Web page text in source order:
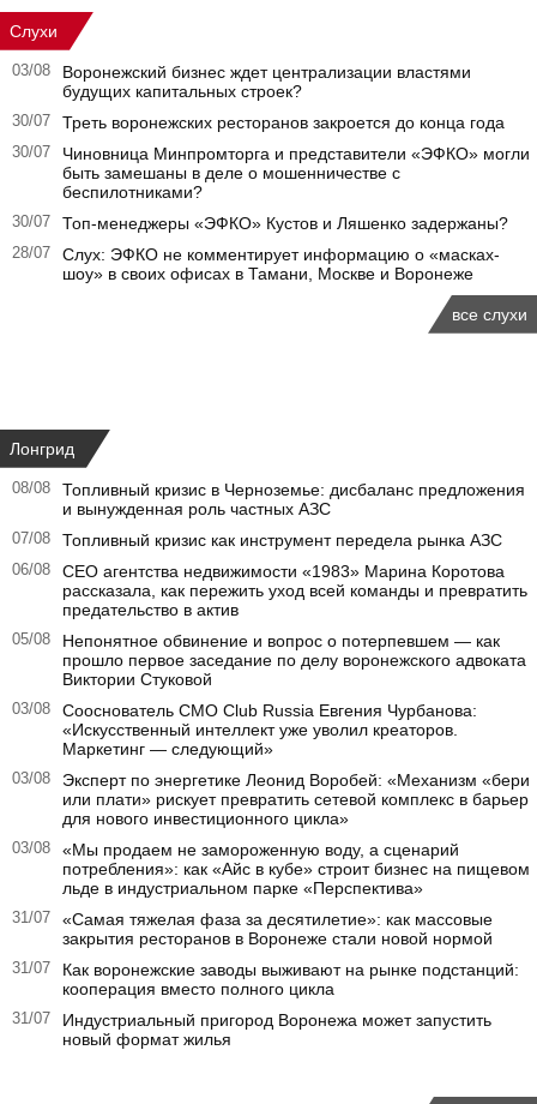
Слухи
03/08
Воронежский бизнес ждет централизации властями
будущих капитальных строек?
30/07 Треть воронежских ресторанов закроется до конца года
30/07
Чиновница Минпромторга и представители «ЭФКО» могли
быть замешаны в деле о мошенничестве с
беспилотниками?
30/07 Топ-менеджеры «ЭФКО» Кустов и Ляшенко задержаны?
28/07
Слух: ЭФКО не комментирует информацию о «масках-
шоу» в своих офисах в Тамани, Москве и Воронеже
все слухи
Лонгрид
08/08
Топливный кризис в Черноземье: дисбаланс предложения
и вынужденная роль частных АЗС
07/08 Топливный кризис как инструмент передела рынка АЗС
06/08
CEO агентства недвижимости «1983» Марина Коротова
рассказала, как пережить уход всей команды и превратить
предательство в актив
05/08
Непонятное обвинение и вопрос о потерпевшем — как
прошло первое заседание по делу воронежского адвоката
Виктории Стуковой
03/08
Сооснователь CMO Club Russia Евгения Чурбанова:
«Искусственный интеллект уже уволил креаторов.
Маркетинг — следующий»
03/08
Эксперт по энергетике Леонид Воробей: «Механизм «бери
или плати» рискует превратить сетевой комплекс в барьер
для нового инвестиционного цикла»
03/08
«Мы продаем не замороженную воду, а сценарий
потребления»: как «Айс в кубе» строит бизнес на пищевом
льде в индустриальном парке «Перспектива»
31/07
«Самая тяжелая фаза за десятилетие»: как массовые
закрытия ресторанов в Воронеже стали новой нормой
31/07
Как воронежские заводы выживают на рынке подстанций:
кооперация вместо полного цикла
31/07
Индустриальный пригород Воронежа может запустить
новый формат жилья